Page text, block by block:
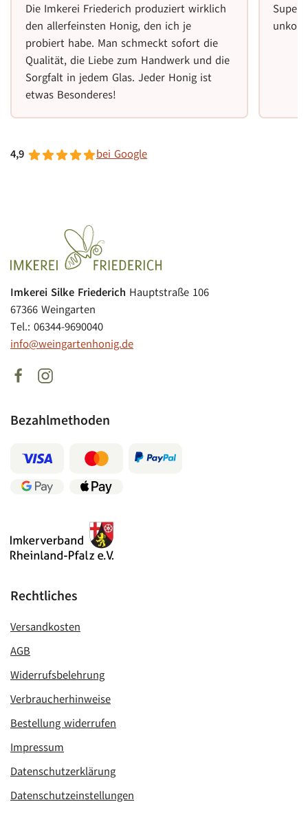
Die Imkerei Friederich produziert wirklich
den allerfeinsten Honig, den ich je
probiert habe. Man schmeckt sofort die
Qualität, die Liebe zum Handwerk und die
Sorgfalt in jedem Glas. Jeder Honig ist
etwas Besonderes!
Super
4,9 bei Google
Imkerei Silke Friederich Hauptstraße 106
67366 Weingarten
Tel.: 06344-9690040
info@weingartenhonig.de
Bezahlmethoden
Rechtliches
Versandkosten
AGB
Widerrufsbelehrung
Verbraucherhinweise
Bestellung widerrufen
Impressum
Datenschutzerklärung
Datenschutzeinstellungen